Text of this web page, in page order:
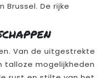
De rijke
Van de uitgestrekte
talloze mogelijkheden